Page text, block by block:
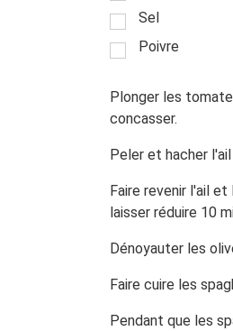
Sel
Poivre
Plonger les
concasser.
Peler et hacher
Faire revenir l'ail
laisser réduire 10
Dénoyauter les
Faire cuire les
Pendant que les